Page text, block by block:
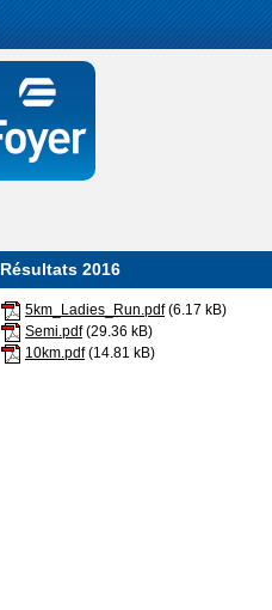
Résultats 2016
5km_Ladies_Run.pdf (6.17 kB)
Semi.pdf (29.36 kB)
10km.pdf (14.81 kB)